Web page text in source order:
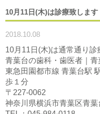
10月11日(木)は診療致します
2018.10.08
10月11日(木)は通常通り診
青葉台の歯科・歯医者｜青
東急田園都市線 青葉台駅
歩１分
〒227-0062
神奈川県横浜市青葉区青